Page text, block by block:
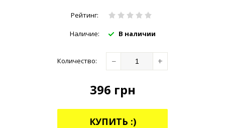
Рейтинг:
Наличие: В наличии
Количество: − +
396 грн
КУПИТЬ :)